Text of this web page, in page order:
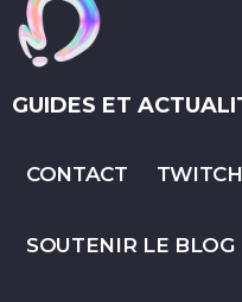
GUIDES ET
CONTACT TWITCH
SOUTENIR LE BLOG